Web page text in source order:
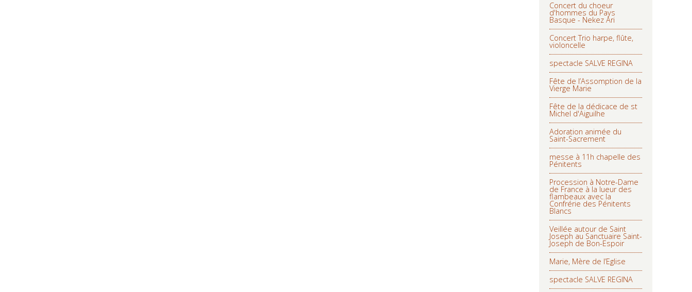
Concert du choeur
d'hommes du Pays
Basque - Nekez Ari
Concert Trio harpe, flûte,
violoncelle
spectacle SALVE REGINA
Fête de l’Assomption de la
Vierge Marie
Fête de la dédicace de st
Michel d'Aiguilhe
Adoration animée du
Saint-Sacrement
messe à 11h chapelle des
Pénitents
Procession à Notre-Dame
de France à la lueur des
flambeaux avec la
Confrérie des Pénitents
Blancs
Veillée autour de Saint
Joseph au Sanctuaire Saint-
Joseph de Bon-Espoir
Marie, Mère de l’Eglise
spectacle SALVE REGINA